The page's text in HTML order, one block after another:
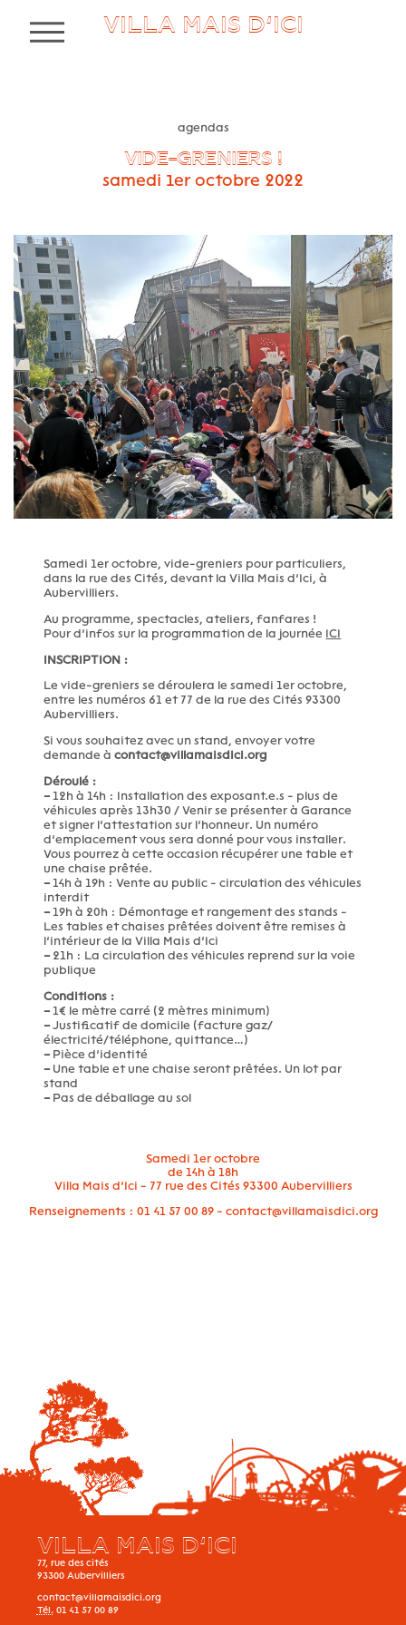
VILLA MAIS D’ICI
MENU
agendas
VIDE-GRENIERS !
samedi 1er octobre 2022
Samedi 1er octobre, vide-greniers pour particuliers,
dans la rue des Cités, devant la Villa Mais d’Ici, à
Aubervilliers.
Au programme, spectacles, ateliers, fanfares !
Pour d’infos sur la programmation de la journée ICI
INSCRIPTION :
Le vide-greniers se déroulera le samedi 1er octobre,
entre les numéros 61 et 77 de la rue des Cités 93300
Aubervilliers.
Si vous souhaitez avec un stand, envoyer votre
demande àcontact@villamaisdici.org
Déroulé :
– 12h à 14h : Installation des exposant.e.s - plus de
véhicules après 13h30 / Venir se présenter à Garance
et signer l’attestation sur l’honneur. Un numéro
d’emplacement vous sera donné pour vous installer.
Vous pourrez à cette occasion récupérer une table et
une chaise prêtée.
– 14h à 19h : Vente au public - circulation des véhicules
interdit
– 19h à 20h : Démontage et rangement des stands -
Les tables et chaises prêtées doivent être remises à
l’intérieur de la Villa Mais d’Ici
– 21h : La circulation des véhicules reprend sur la voie
publique
Conditions :
– 1€ le mètre carré (2 mètres minimum)
– Justificatif de domicile (facture gaz/
électricité/téléphone, quittance…)
– Pièce d’identité
– Une table et une chaise seront prêtées. Un lot par
stand
– Pas de déballage au sol
Samedi 1er octobre
de 14h à 18h
Villa Mais d’Ici - 77 rue des Cités 93300 Aubervilliers
Renseignements : 01 41 57 00 89 - contact@villamaisdici.org
VILLA MAIS D’ICI
77, rue des cités
93300 Aubervilliers
contact@villamaisdici.org
Tél. 01 41 57 00 89